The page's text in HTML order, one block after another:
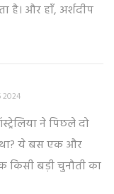
है। और हाँ, अर्शदीप
2024
ने पिछले दो
था? ये बस एक और
किसी बड़ी चुनौती का